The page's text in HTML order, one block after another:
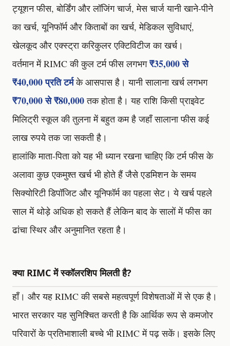
ट्यूशन फीस, बोर्डिंग और लॉजिंग चार्ज, मेस चार्ज यानी खाने-पीने
का खर्च, यूनिफॉर्म और किताबों का खर्च, मेडिकल सुविधाएं,
खेलकूद और एक्स्ट्रा करिकुलर एक्टिविटीज का खर्च।
वर्तमान में RIMC की कुल टर्म फीस लगभग₹35,000 से
₹40,000 प्रति टर्मके आसपास है। यानी सालाना खर्च लगभग
₹70,000 से ₹80,000तक होता है। यह राशि किसी प्राइवेट
मिलिट्री स्कूल की तुलना में बहुत कम है जहाँ सालाना फीस कई
लाख रुपये तक जा सकती है।
हालांकि माता-पिता को यह भी ध्यान रखना चाहिए कि टर्म फीस के
अलावा कुछ एकमुश्त खर्च भी होते हैं जैसे एडमिशन के समय
सिक्योरिटी डिपॉजिट और यूनिफॉर्म का पहला सेट। ये खर्च पहले
साल में थोड़े अधिक हो सकते हैं लेकिन बाद के सालों में फीस का
ढांचा स्थिर और अनुमानित रहता है।
क्या RIMC में स्कॉलरशिप मिलती है?
हाँ। और यह RIMC की सबसे महत्वपूर्ण विशेषताओं में से एक है।
भारत सरकार यह सुनिश्चित करती है कि आर्थिक रूप से कमजोर
परिवारों के प्रतिभाशाली बच्चे भी RIMC में पढ़ सकें। इसके लिए